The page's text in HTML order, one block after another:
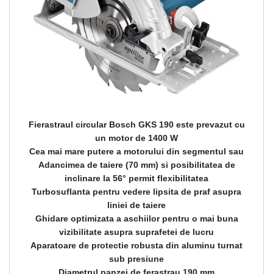
Fierastraul circular Bosch GKS 190 este prevazut cu
un motor de 1400 W
Cea mai mare putere a motorului din segmentul sau
Adancimea de taiere (70 mm) si posibilitatea de
inclinare la 56° permit flexibilitatea
Turbosuflanta pentru vedere lipsita de praf asupra
liniei de taiere
Ghidare optimizata a aschiilor pentru o mai buna
vizibilitate asupra suprafetei de lucru
Aparatoare de protectie robusta din aluminu turnat
sub presiune